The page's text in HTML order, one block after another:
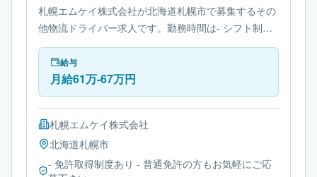
札幌エムケイ株式会社が北海道札幌市で募集するその
他物流ドライバー求人です。勤務時間は- シフト制で
す。必要免許は- 免許取得制度ありです。
給与
月給61万-67万円
札幌エムケイ株式会社
北海道札幌市
- 免許取得制度あり - 普通免許の方もお気軽にご応